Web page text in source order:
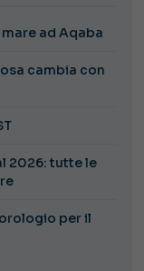
mare ad Aqaba
cambia con
2026: tutte le
per il